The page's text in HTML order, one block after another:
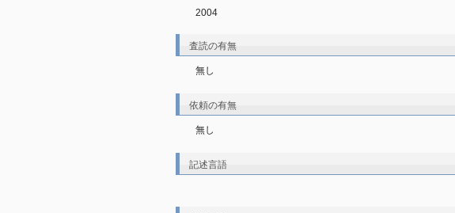
2004
査読の有無
無し
依頼の有無
無し
記述言語